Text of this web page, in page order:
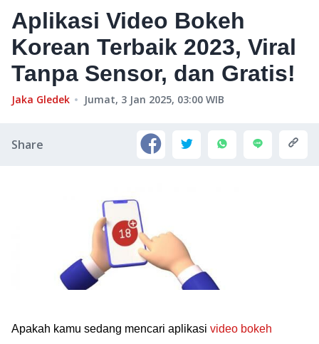
Aplikasi Video Bokeh
Korean Terbaik 2023, Viral
Tanpa Sensor, dan Gratis!
Jaka Gledek Jumat, 3 Jan 2025, 03:00 WIB
Share
Apakah kamu sedang mencari aplikasi video bokeh